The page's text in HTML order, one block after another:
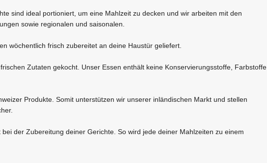
sind ideal portioniert, um eine Mahlzeit zu decken und wir arbeiten mit den
sowie regionalen und saisonalen.
wöchentlich frisch zubereitet an deine Haustür geliefert.
Zutaten gekocht. Unser Essen enthält keine Konservierungsstoffe, Farbstoffe
Produkte. Somit unterstützen wir unserer inländischen Markt und stellen
der Zubereitung deiner Gerichte. So wird jede deiner Mahlzeiten zu einem